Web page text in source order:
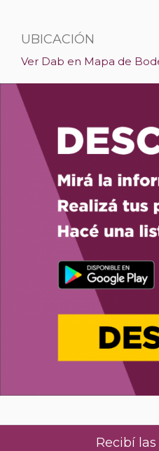
UBICACIÓN
Ver Dab en Mapa de
Recibí